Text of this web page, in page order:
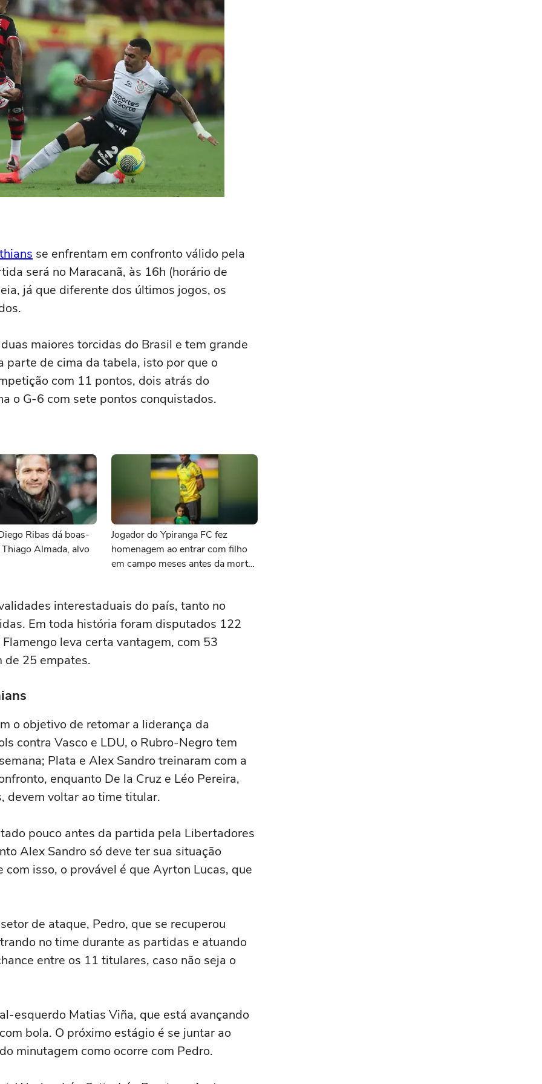
se enfrentam em confronto válido pela
será no Maracanã, às 16h (horário de
já que diferente dos últimos jogos, os
maiores torcidas do Brasil e tem grande
de cima da tabela, isto por que o
com 11 pontos, dois atrás do
o G-6 com sete pontos conquistados.
Ribas dá boas-
Almada, alvo
Jogador do Ypiranga FC fez
homenagem ao entrar com filho
em campo meses antes da morte
interestaduais do país, tanto no
Em toda história foram disputados 122
leva certa vantagem, com 53
de 25 empates.
o objetivo de retomar a liderança da
contra Vasco e LDU, o Rubro-Negro tem
Plata e Alex Sandro treinaram com a
enquanto De la Cruz e Léo Pereira,
devem voltar ao time titular.
pouco antes da partida pela Libertadores
Alex Sandro só deve ter sua situação
isso, o provável é que Ayrton Lucas, que
de ataque, Pedro, que se recuperou
no time durante as partidas e atuando
entre os 11 titulares, caso não seja o
esquerdo Matias Viña, que está avançando
bola. O próximo estágio é se juntar ao
minutagem como ocorre com Pedro.